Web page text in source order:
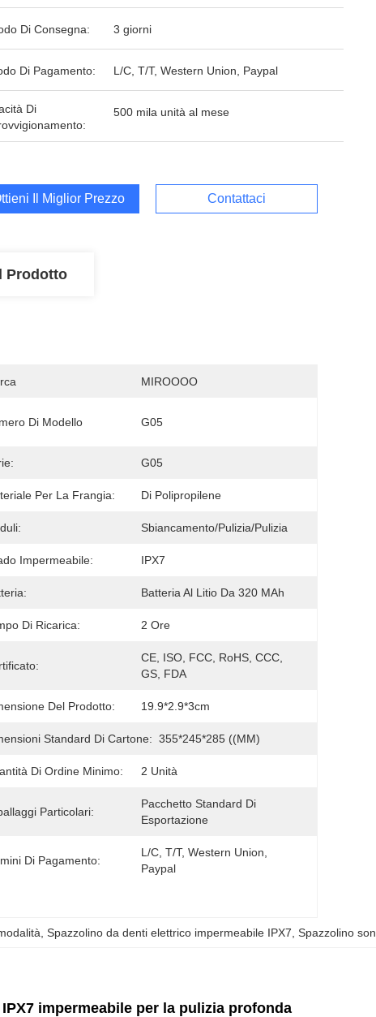
Di Consegna: 3 giorni
Di Pagamento: L/C, T/T, Western Union, Paypal
Di
500 mila unità al mese
Il Miglior Prezzo Contattaci
Prodotto
MIROOOO
Di Modello G05
G05
Per La Frangia: Di Polipropilene
Sbiancamento/pulizia/pulizia
Impermeabile: IPX7
Batteria Al Litio Da 320 MAh
Di Ricarica: 2 Ore
CE, ISO, FCC, RoHS, CCC,
GS, FDA
Del Prodotto: 19.9*2.9*3cm
Standard Di Cartone: 355*245*285 ((MM)
Di Ordine Minimo: 2 Unità
Particolari:
Pacchetto Standard Di
Esportazione
Di Pagamento:
L/C, T/T, Western Union,
Paypal
Spazzolino da denti elettrico impermeabile IPX7 Spazzolino
impermeabile per la pulizia profonda